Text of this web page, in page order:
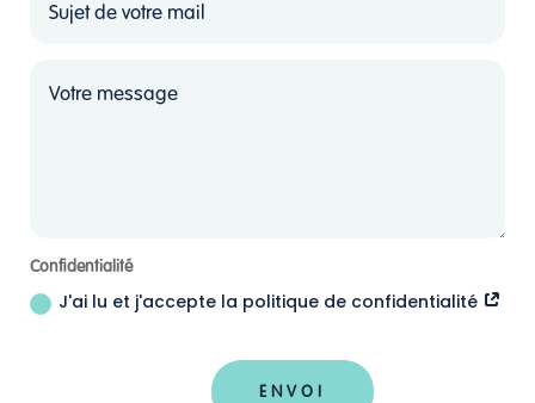
Confidentialité
J'ai lu et j'accepte la politique de confidentialité
ENVOI